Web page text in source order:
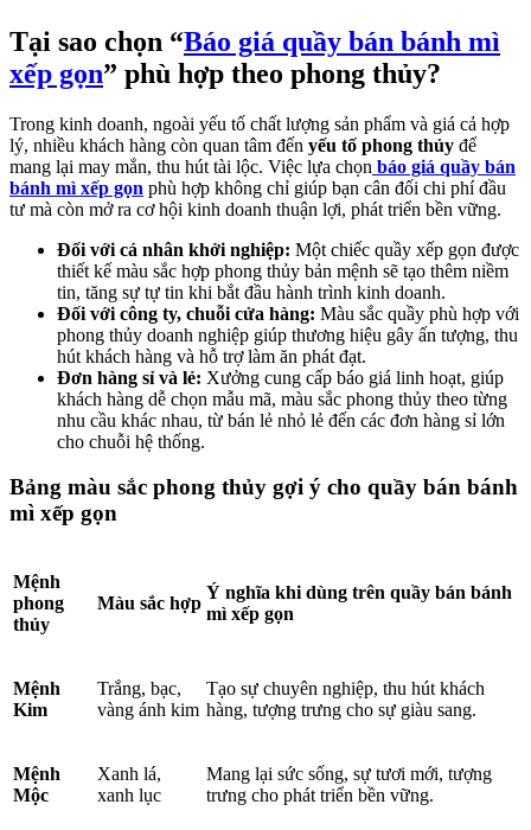
Tại sao chọn “Báo giá quầy bán bánh mì
xếp gọn” phù hợp theo phong thủy?
Trong kinh doanh, ngoài yếu tố chất lượng sản phẩm và giá cả hợp
lý, nhiều khách hàng còn quan tâm đến yếu tố phong thủy để
mang lại may mắn, thu hút tài lộc. Việc lựa chọn báo giá quầy bán
bánh mì xếp gọn phù hợp không chỉ giúp bạn cân đối chi phí đầu
tư mà còn mở ra cơ hội kinh doanh thuận lợi, phát triển bền vững.
Đối với cá nhân khởi nghiệp: Một chiếc quầy xếp gọn được
thiết kế màu sắc hợp phong thủy bản mệnh sẽ tạo thêm niềm
tin, tăng sự tự tin khi bắt đầu hành trình kinh doanh.
Đối với công ty, chuỗi cửa hàng: Màu sắc quầy phù hợp với
phong thủy doanh nghiệp giúp thương hiệu gây ấn tượng, thu
hút khách hàng và hỗ trợ làm ăn phát đạt.
Đơn hàng sỉ và lẻ: Xưởng cung cấp báo giá linh hoạt, giúp
khách hàng dễ chọn mẫu mã, màu sắc phong thủy theo từng
nhu cầu khác nhau, từ bán lẻ nhỏ lẻ đến các đơn hàng sỉ lớn
cho chuỗi hệ thống.
Bảng màu sắc phong thủy gợi ý cho quầy bán bánh
mì xếp gọn
Mệnh
phong
thủy
Màu sắc hợp
Ý nghĩa khi dùng trên quầy bán bánh
mì xếp gọn
Mệnh
Kim
Trắng, bạc,
vàng ánh kim
Tạo sự chuyên nghiệp, thu hút khách
hàng, tượng trưng cho sự giàu sang.
Mệnh
Mộc
Xanh lá,
xanh lục
Mang lại sức sống, sự tươi mới, tượng
trưng cho phát triển bền vững.